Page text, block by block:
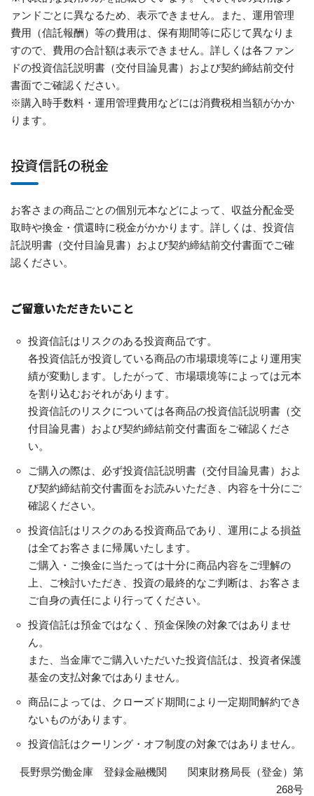
ァンドごとに異なるため、表示できません。また、運用管理
費用（信託報酬）等の費用は、保有期間等に応じて異なりま
すので、費用の合計額は表示できません。詳しくは各ファン
ドの投資信託説明書（交付目論見書）および契約締結前交付
書面でご確認ください。
※購入時手数料・運用管理費用などには消費税相当額がかか
ります。
投資信託の税金
お客さまの商品ごとの個別元本などによって、収益分配金受
取時や換金・償還時に税金がかかります。詳しくは、投資信
託説明書（交付目論見書）および契約締結前交付書面でご確
認ください。
ご留意いただきたいこと
投資信託はリスクのある投資商品です。
各投資信託が投資している商品の市場環境等により運用実
績が変動します。したがって、市場環境等によっては元本
を割り込むおそれがあります。
投資信託のリスクについては各商品の投資信託説明書（交
付目論見書）および契約締結前交付書面をご確認くださ
い。
ご購入の際は、必ず投資信託説明書（交付目論見書）およ
び契約締結前交付書面をお読みいただき、内容を十分にご
確認ください。
投資信託はリスクのある投資商品であり、運用による損益
は全てお客さまに帰属いたします。
ご購入・ご換金に当たっては十分に商品内容をご理解の
上、ご検討いただき、投資の最終的なご判断は、お客さま
ご自身の責任により行ってください。
投資信託は預金ではなく、預金保険の対象ではありませ
ん。
また、当金庫でご購入いただいた投資信託は、投資者保護
基金の支払対象ではありません。
商品によっては、クローズド期間により一定期間解約でき
ないものがあります。
投資信託はクーリング・オフ制度の対象ではありません。
長野県労働金庫 登録金融機関 関東財務局長（登金）第
268号